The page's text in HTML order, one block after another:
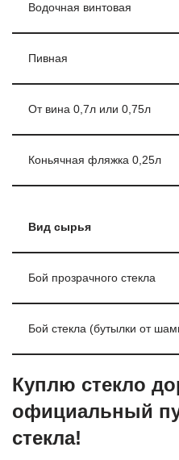
Водочная винтовая
Пивная
От вина 0,7л или 0,75л
Коньячная фляжка 0,25л
Вид сырья
Бой прозрачного стекла
Бой стекла (бутылки от
Куплю стекло
официальный
стекла!